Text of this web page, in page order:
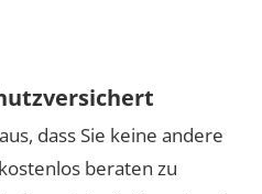
dass Sie keine andere
beraten zu